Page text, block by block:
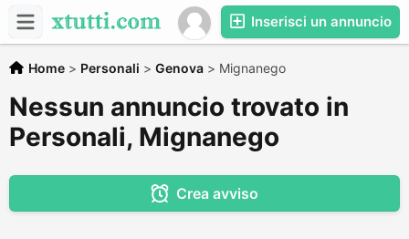
Inserisci un annuncio
Home > Personali > Genova > Mignanego
Nessun annuncio trovato in
Personali, Mignanego
Crea avviso